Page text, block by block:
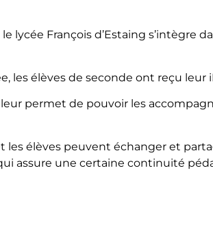
lycée François d’Estaing
les élèves de seconde ont reçu leur
permet de pouvoir les
les élèves peuvent échanger et
assure une certaine continuité